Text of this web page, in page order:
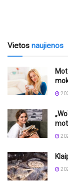
Vietos naujienos